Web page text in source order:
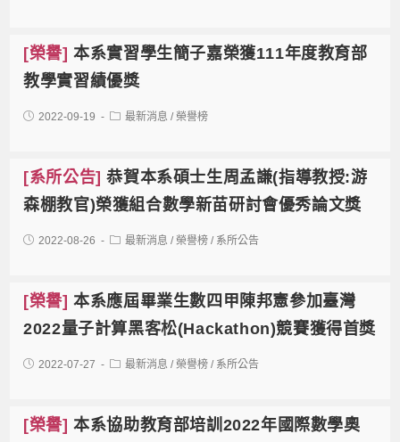
[榮譽]本系實習學生簡子嘉榮獲111年度教育部
教學實習績優獎
2022-09-19 最新消息 / 榮譽榜
[系所公告]恭賀本系碩士生周孟謙(指導教授:游
森棚教官)榮獲組合數學新苗研討會優秀論文獎
2022-08-26 最新消息 / 榮譽榜 / 系所公告
[榮譽]本系應屆畢業生數四甲陳邦憲參加臺灣
2022量子計算黑客松(Hackathon)競賽獲得首獎
2022-07-27 最新消息 / 榮譽榜 / 系所公告
[榮譽]本系協助教育部培訓2022年國際數學奧